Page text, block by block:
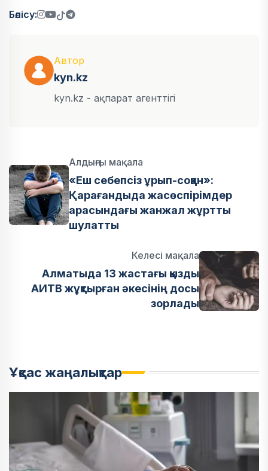
Бөлісу:
Автор
kyn.kz
kyn.kz - ақпарат агенттігі
Алдыңғы мақала
«Еш себепсіз ұрып-соққан»:
Қарағандыда жасөспірімдер
арасындағы жанжал жұртты
шулатты
Келесі мақала
Алматыда 13 жастағы қызды
АИТВ жұқтырған әкесінің досы
зорлады
Ұқсас жаңалықтар